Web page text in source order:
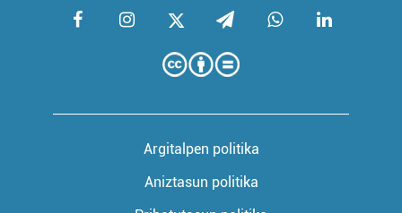
Argitalpen politika
Aniztasun politika